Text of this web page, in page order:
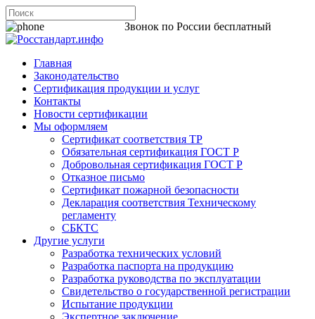
Звонок по России бесплатный
Главная
Законодательство
Сертификация продукции и услуг
Контакты
Новости сертификации
Мы оформляем
Сертификат соответствия ТР
Обязательная сертификация ГОСТ Р
Добровольная сертификация ГОСТ Р
Отказное письмо
Сертификат пожарной безопасности
Декларация соответствия Техническому
регламенту
СБКТС
Другие услуги
Разработка технических условий
Разработка паспорта на продукцию
Разработка руководства по эксплуатации
Свидетельство о государственной регистрации
Испытание продукции
Экспертное заключение